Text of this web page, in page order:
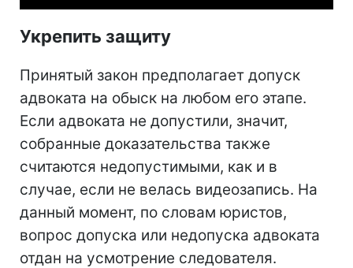
Укрепить защиту
Принятый закон предполагает допуск
адвоката на обыск на любом его этапе.
Если адвоката не допустили, значит,
собранные доказательства также
считаются недопустимыми, как и в
случае, если не велась видеозапись. На
данный момент, по словам юристов,
вопрос допуска или недопуска адвоката
отдан на усмотрение следователя.